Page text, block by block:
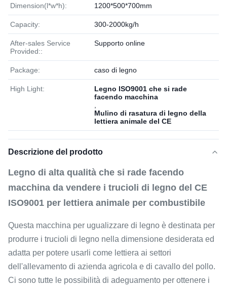
Dimension(l*w*h): 1200*500*700mm
Capacity: 300-2000kg/h
After-sales Service
Provided::
Supporto online
Package: caso di legno
High Light:
Legno ISO9001 che si rade
facendo macchina
Mulino di rasatura di legno della
lettiera animale del CE
Descrizione del prodotto
Legno di alta qualità che si rade facendo
macchina da vendere i trucioli di legno del CE
ISO9001 per lettiera animale per combustibile
Questa macchina per ugualizzare di legno è destinata per
produrre i trucioli di legno nella dimensione desiderata ed
adatta per potere usarli come lettiera ai settori
dell'allevamento di azienda agricola e di cavallo del pollo.
Ci sono tutte le possibilità di adeguamento per ottenere i